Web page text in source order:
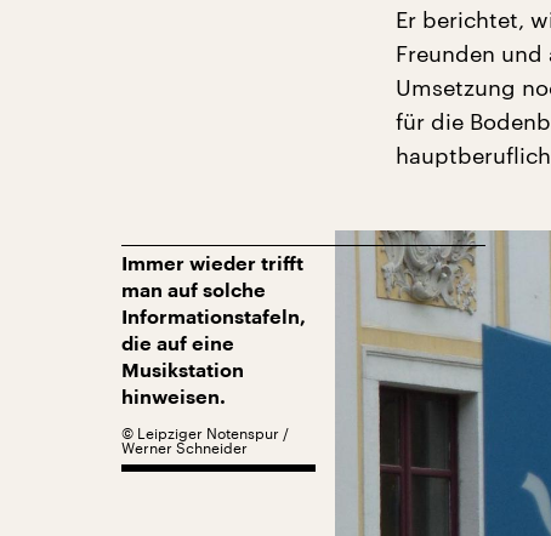
Er berichtet,
Freunden
Umsetzung
für die
Immer wieder trifft
man auf solche
Informationstafeln,
die auf eine
Musikstation
hinweisen.
© Leipziger Notenspur /
Werner Schneider